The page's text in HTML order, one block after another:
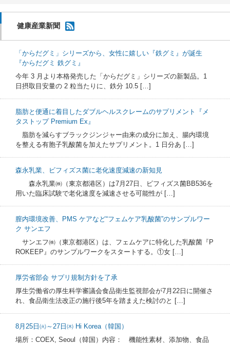
健康産業新聞
「からだグミ」シリーズから、女性に嬉しい『鉄グミ』が誕生
『からだグミ 鉄グミ』
今年 3 月より本格発売した「からだグミ」シリーズの新製品。1
日摂取目安量の 2 粒当たりに、鉄分 10.5 […]
脂肪と便通に着目したダブルヘルスクレームのサプリメント『メ
タストップ Premium Ex』
脂肪を減らすブラックジンジャー由来の成分に加え、腸内環境
を整える有胞子乳酸菌を加えたサプリメント。1 日分あ […]
森永乳業、ビフィズス菌に老化速度減速の新知見
森永乳業㈱（東京都港区）は7月27日、ビフィズス菌BB536を
用いた臨床試験で老化速度を減速させる可能性が […]
膣内環境改善、PMS ケアなど“フェムケア乳酸菌”のサンプルワー
ク サンエフ
サンエフ㈱（東京都港区）は、フェムケアに特化した乳酸菌『P
ROKEEP』のサンプルワークをスタートする。①女 […]
厚労省部会 サプリ規制方針を了承
厚生労働省の厚生科学審議会食品衛生監視部会が7月22日に開催さ
れ、食品衛生法改正の施行後5年を踏まえた検討のと […]
8月25日㈫～27日㈭ Hi Korea（韓国）
場所：COEX, Seoul（韓国）内容： 機能性素材、添加物、食品